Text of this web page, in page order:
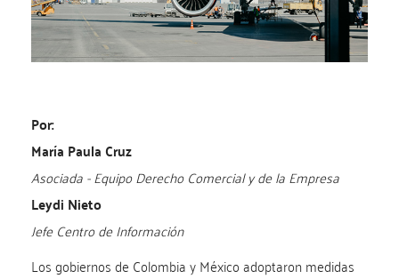
Por:
María Paula Cruz
Asociada - Equipo Derecho Comercial y de la Empresa
Leydi Nieto
Jefe Centro de Información
Los gobiernos de Colombia y México adoptaron medidas